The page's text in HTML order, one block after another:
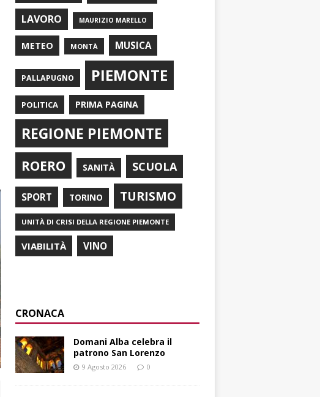
LAVORO MAURIZIO MARELLO
METEO MONTÀ MUSICA
PALLAPUGNO PIEMONTE
POLITICA PRIMA PAGINA
REGIONE PIEMONTE
ROERO SANITÀ SCUOLA
SPORT TORINO TURISMO
UNITÀ DI CRISI DELLA REGIONE PIEMONTE
VIABILITÀ VINO
CRONACA
Domani Alba celebra il
patrono San Lorenzo
9 Agosto 2026 0